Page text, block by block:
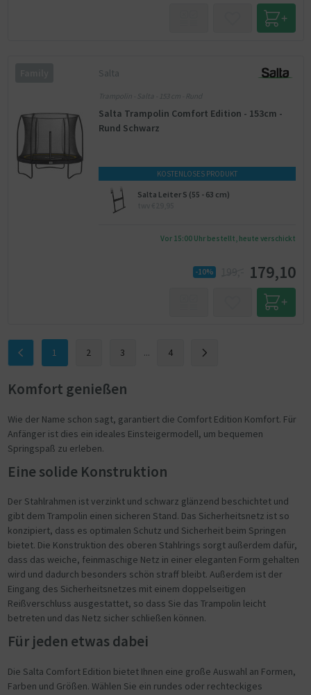
Salta
Trampolin - Salta - 153 cm - Rund
Salta Trampolin Comfort Edition - 153cm -
Rund Schwarz
KOSTENLOSES PRODUKT
Salta Leiter S (55 - 63 cm)
Vor 15:00 Uhr bestellt, heute verschickt
-10% 179,10
1 2 3 ... 4
Komfort genießen
Wie der Name schon sagt, garantiert die Comfort Edition Komfort. Für
Anfänger ist dies ein ideales Einsteigermodell, um bequemen
Springspaß zu erleben.
Eine solide Konstruktion
Der Stahlrahmen ist verzinkt und schwarz glänzend beschichtet und
gibt dem Trampolin einen sicheren Stand. Das Sicherheitsnetz ist so
konzipiert, dass es optimalen Schutz und Sicherheit beim Springen
bietet. Die Konstruktion des oberen Stahlrings sorgt außerdem dafür,
dass das weiche, feinmaschige Netz in einer eleganten Form gehalten
wird und dadurch besonders schön straff bleibt. Außerdem ist der
Eingang des Sicherheitsnetzes mit einem doppelseitigen
Reißverschluss ausgestattet, so dass Sie das Trampolin leicht
betreten und das Netz sicher schließen können.
Für jeden etwas dabei
Die Salta Comfort Edition bietet Ihnen eine große Auswahl an Formen,
Farben und Größen. Wählen Sie ein rundes oder rechteckiges